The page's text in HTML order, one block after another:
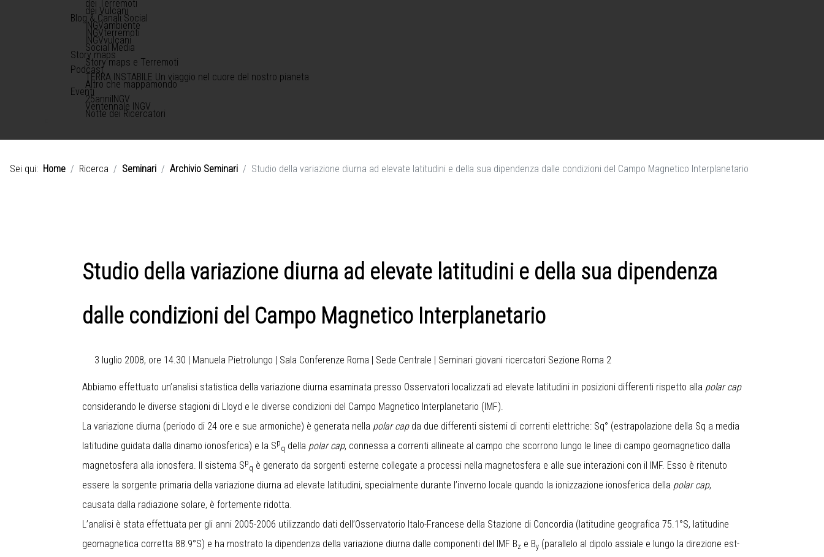
dei Terremoti
dei Vulcani
Blog & Canali Social
INGVambiente
INGVterremoti
INGVvulcani
Social Media
Story maps
Story maps e Terremoti
Podcast
TERRA INSTABILE Un viaggio nel cuore del nostro pianeta
Altro che mappamondo
Eventi
25anniINGV
Ventennale INGV
Notte dei Ricercatori
Sei qui: Home Ricerca Seminari Archivio Seminari Studio della variazione diurna ad elevate latitudini e della sua dipendenza dalle condizioni del Campo Magnetico Interplanetario
Studio della variazione diurna ad elevate latitudini e della sua dipendenza
dalle condizioni del Campo Magnetico Interplanetario
3 luglio 2008, ore 14.30 | Manuela Pietrolungo | Sala Conferenze Roma | Sede Centrale | Seminari giovani ricercatori Sezione Roma 2
Abbiamo effettuato un’analisi statistica della variazione diurna esaminata presso Osservatori localizzati ad elevate latitudini in posizioni differenti rispetto alla polar cap
considerando le diverse stagioni di Lloyd e le diverse condizioni del Campo Magnetico Interplanetario (IMF).
La variazione diurna (periodo di 24 ore e sue armoniche) è generata nella polar capda due differenti sistemi di correnti elettriche: Sq° (estrapolazione della Sq a media
latitudine guidata dalla dinamo ionosferica) e la Sp
q della polar cap, connessa a correnti allineate al campo che scorrono lungo le linee di campo geomagnetico dalla
magnetosfera alla ionosfera. Il sistema Sp
q è generato da sorgenti esterne collegate a processi nella magnetosfera e alle sue interazioni con il IMF. Esso è ritenuto
essere la sorgente primaria della variazione diurna ad elevate latitudini, specialmente durante l’inverno locale quando la ionizzazione ionosferica della polar cap,
causata dalla radiazione solare, è fortemente ridotta.
L’analisi è stata effettuata per gli anni 2005-2006 utilizzando dati dell’Osservatorio Italo-Francese della Stazione di Concordia (latitudine geografica 75.1°S, latitudine
geomagnetica corretta 88.9°S) e ha mostrato la dipendenza della variazione diurna dalle componenti del IMF Bz e By (parallelo al dipolo assiale e lungo la direzione est-